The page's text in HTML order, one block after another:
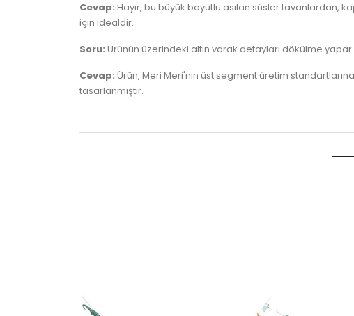
Cevap: Hayır, bu büyük boyutlu asılan süsler tavanlardan,
için idealdir.
Soru: Ürünün üzerindeki altın varak detayları dökülme yapar
Cevap: Ürün, Meri Meri'nin üst segment üretim standartlarına
tasarlanmıştır.